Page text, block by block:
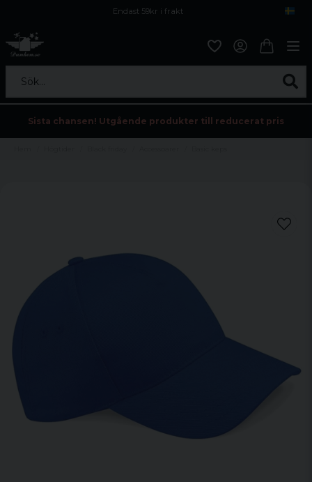
Endast 59kr i frakt
Sök...
Sista chansen! Utgående produkter till reducerat pris